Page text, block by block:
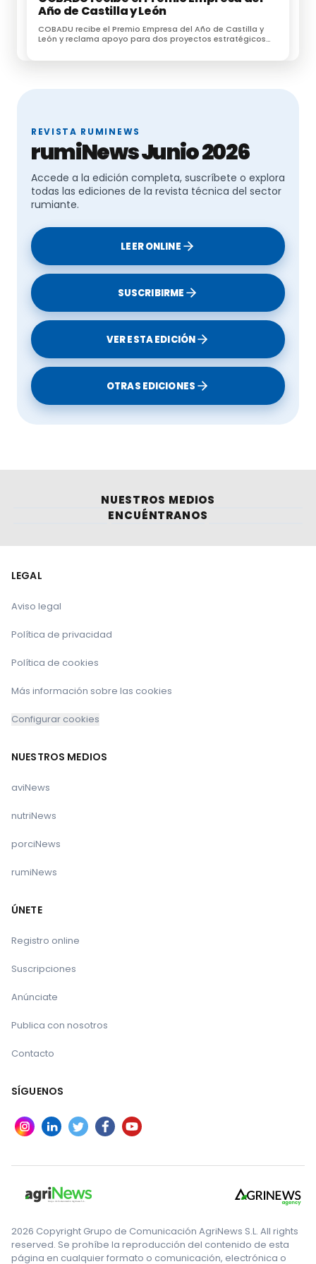
abordar las preocupaciones del sector y
plantear soluciones concretas, con la
aspectos sanitarios, medioambientales y
económicos.
MAPA
Le puede interesar:
Virus de la fiebre hemorrágica de
Año de Castilla y León
COBADU recibe el Premio Empresa del Año de Castilla y
León y reclama apoyo para dos proyectos estratégicos
REVISTA RUMINEWS
rumiNews Junio 2026
Accede a la edición completa, suscríbete o explora
todas las ediciones de la revista técnica del sector
rumiante.
LEER ONLINE
SUSCRIBIRME
VER ESTA EDICIÓN
OTRAS EDICIONES
NUESTROS MEDIOS
ENCUÉNTRANOS
LEGAL
Aviso legal
Política de privacidad
Política de cookies
Más información sobre las cookies
Configurar cookies
NUESTROS MEDIOS
aviNews
nutriNews
porciNews
rumiNews
ÚNETE
Registro online
Suscripciones
Anúnciate
Publica con nosotros
Contacto
SÍGUENOS
2026 Copyright Grupo de Comunicación AgriNews S.L. All rights
reserved. Se prohíbe la reproducción del contenido de esta
página en cualquier formato o comunicación, electrónica o